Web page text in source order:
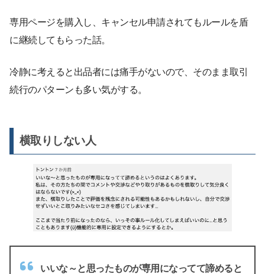
専用ページを購入し、キャンセル申請されてもルールを盾
に継続してもらった話。
冷静に考えると出品者には痛手がないので、そのまま取引
続行のパターンも多い気がする。
横取りしない人
いいな～と思ったものが専用になってて諦めると